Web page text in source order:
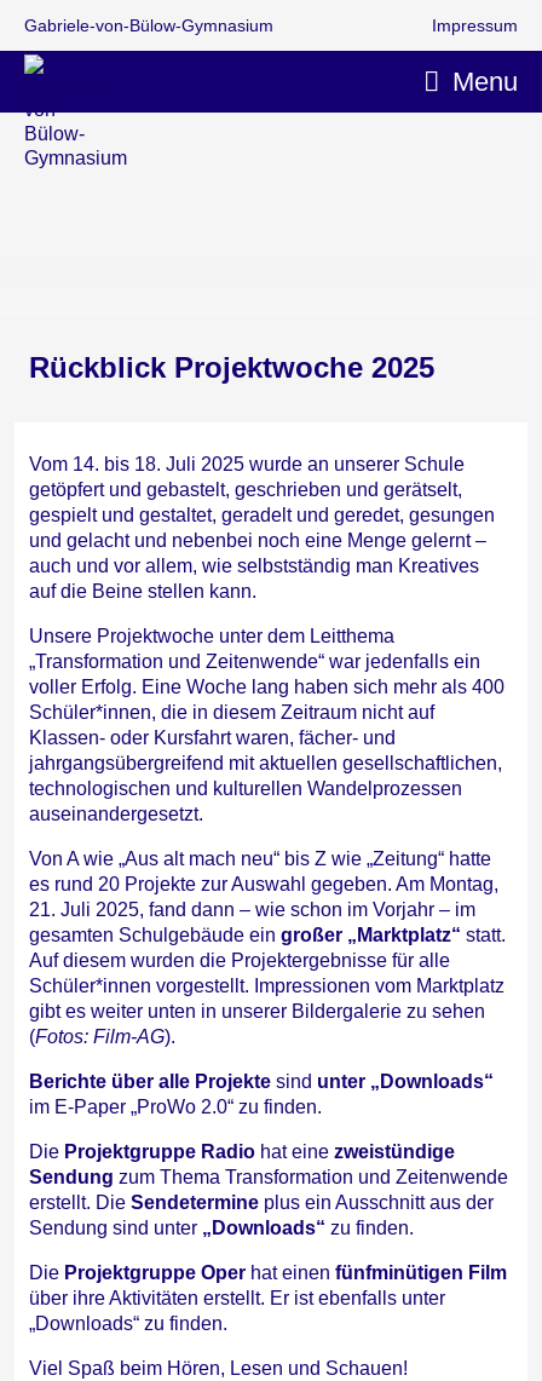
Gabriele-von-Bülow-Gymnasium Impressum
Menu
Rückblick Projektwoche 2025
Vom 14. bis 18. Juli 2025 wurde an unserer Schule
getöpfert und gebastelt, geschrieben und gerätselt,
gespielt und gestaltet, geradelt und geredet, gesungen
und gelacht und nebenbei noch eine Menge gelernt –
auch und vor allem, wie selbstständig man Kreatives
auf die Beine stellen kann.
Unsere Projektwoche unter dem Leitthema
„Transformation und Zeitenwende“ war jedenfalls ein
voller Erfolg. Eine Woche lang haben sich mehr als 400
Schüler*innen, die in diesem Zeitraum nicht auf
Klassen- oder Kursfahrt waren, fächer- und
jahrgangsübergreifend mit aktuellen gesellschaftlichen,
technologischen und kulturellen Wandelprozessen
auseinandergesetzt.
Von A wie „Aus alt mach neu“ bis Z wie „Zeitung“ hatte
es rund 20 Projekte zur Auswahl gegeben. Am Montag,
21. Juli 2025, fand dann – wie schon im Vorjahr – im
gesamten Schulgebäude ein großer „Marktplatz“ statt.
Auf diesem wurden die Projektergebnisse für alle
Schüler*innen vorgestellt. Impressionen vom Marktplatz
gibt es weiter unten in unserer Bildergalerie zu sehen
(Fotos: Film-AG).
Berichte über alle Projekte sind unter „Downloads“
im E-Paper „ProWo 2.0“ zu finden.
Die Projektgruppe Radio hat eine zweistündige
Sendung zum Thema Transformation und Zeitenwende
erstellt. Die Sendetermine plus ein Ausschnitt aus der
Sendung sind unter „Downloads“ zu finden.
Die Projektgruppe Oper hat einen fünfminütigen Film
über ihre Aktivitäten erstellt. Er ist ebenfalls unter
„Downloads“ zu finden.
Viel Spaß beim Hören, Lesen und Schauen!